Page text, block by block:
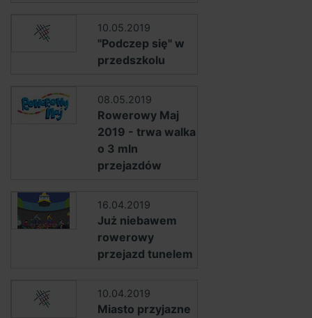
10.05.2019
"Podczep się" w
przedszkolu
08.05.2019
Rowerowy Maj
2019 - trwa walka
o 3 mln
przejazdów
16.04.2019
Już niebawem
rowerowy
przejazd tunelem
10.04.2019
Miasto przyjazne